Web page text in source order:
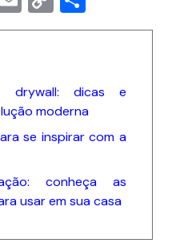
m o
Li
n
k
h
drywall: dicas e
moderna
se inspirar com a
conheça as
usar em sua casa